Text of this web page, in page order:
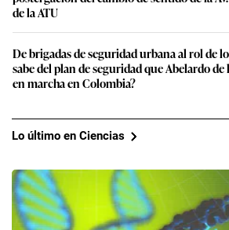
de la ATU
De brigadas de seguridad urbana al rol de
sabe del plan de seguridad que Abelardo
en marcha en Colombia?
Lo último en Ciencias